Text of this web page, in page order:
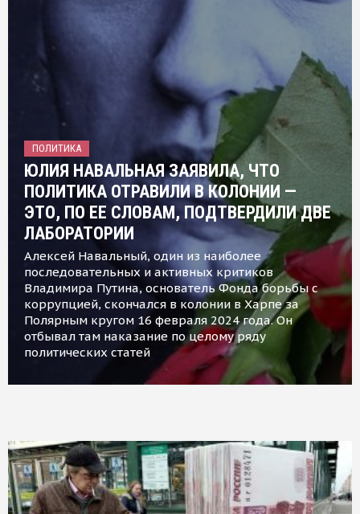
ПОЛИТИКА
ЮЛИЯ НАВАЛЬНАЯ ЗАЯВИЛА, ЧТО
ПОЛИТИКА ОТРАВИЛИ В КОЛОНИИ —
ЭТО, ПО ЕЕ СЛОВАМ, ПОДТВЕРДИЛИ ДВЕ
ЛАБОРАТОРИИ
Алексей Навальный, один из наиболее
последовательных и активных критиков
Владимира Путина, основатель Фонда борьбы с
коррупцией, скончался в колонии в Харпе за
Полярным кругом 16 февраля 2024 года. Он
отбывал там наказание по целому ряду
политических статей